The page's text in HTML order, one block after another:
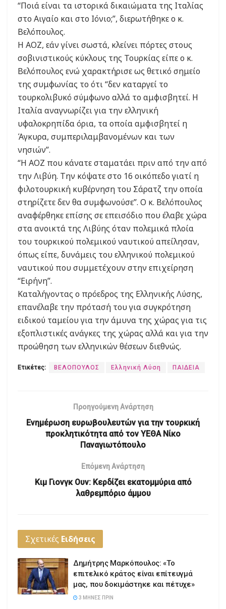
“Ποιά είναι τα ιστορικά δικαιώματα της Ιταλίας
στο Αιγαίο και στο Ιόνιο;”, διερωτήθηκε ο κ.
Βελόπουλος.
Η ΑΟΖ, εάν γίνει σωστά, κλείνει πόρτες στους
σοβινιστικούς κύκλους της Τουρκίας είπε ο κ.
Βελόπουλος ενώ χαρακτήρισε ως θετικό σημείο
της συμφωνίας το ότι “δεν καταργεί το
τουρκολιβυκό σύμφωνο αλλά το αμφισβητεί. Η
Ιταλία αναγνωρίζει για την ελληνική
υφαλοκρηπίδα όρια, τα οποία αμφισβητεί η
Άγκυρα, συμπεριλαμβανομένων και των
νησιών”.
“Η ΑΟΖ που κάνατε σταματάει πριν από την από
την Λιβύη. Την κόψατε στο 16 οικόπεδο γιατί η
φιλοτουρκική κυβέρνηση του Σάρατζ την οποία
στηρίζετε δεν θα συμφωνούσε”. Ο κ. Βελόπουλος
αναφέρθηκε επίσης σε επεισόδιο που έλαβε χώρα
στα ανοικτά της Λιβύης όταν πολεμικά πλοία
του τουρκικού πολεμικού ναυτικού απείλησαν,
όπως είπε, δυνάμεις του ελληνικού πολεμικού
ναυτικού που συμμετέχουν στην επιχείρηση
“Ειρήνη”.
Καταλήγοντας ο πρόεδρος της Ελληνικής Λύσης,
επανέλαβε την πρότασή του για συγκρότηση
ειδικού ταμείου για την άμυνα της χώρας για τις
εξοπλιστικές ανάγκες της χώρας αλλά και για την
προώθηση των ελληνικών θέσεων διεθνώς.
Ετικέτες: ΒΕΛΟΠΟΥΛΟΣ Ελληνική Λύση ΠΑΙΔΕΙΑ
Προηγούμενη Ανάρτηση
Ενημέρωση ευρωβουλευτών για την τουρκική
προκλητικότητα από τον ΥΕΘΑ Νίκο
Παναγιωτόπουλο
Επόμενη Ανάρτηση
Κιμ Γιονγκ Ουν: Κερδίζει εκατομμύρια από
λαθρεμπόριο άμμου
Σχετικές Ειδήσεις
Δημήτρης Μαρκόπουλος: «Το
επιτελικό κράτος είναι επίτευγμά
μας, που δοκιμάστηκε και πέτυχε»
3 ΜΉΝΕΣ ΠΡΙΝ